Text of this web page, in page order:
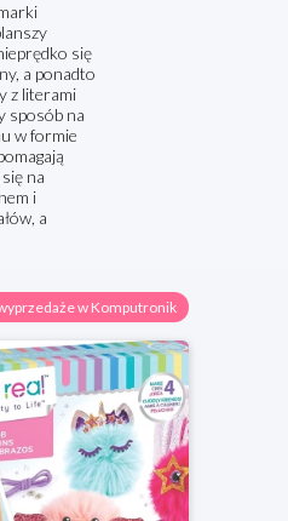
się
a ponadto
z literami
sposób na
w formie
na
i
a
w Komputronik